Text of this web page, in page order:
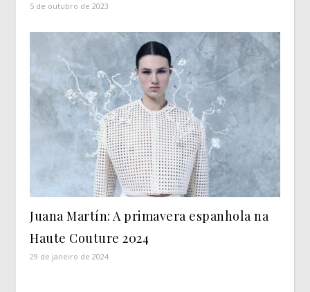
5 de outubro de 2023
Juana Martín: A primavera espanhola na
Haute Couture 2024
29 de janeiro de 2024